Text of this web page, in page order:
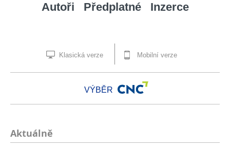
Autoři Předplatné Inzerce
Klasická verze Mobilní verze
VÝBĚR
Aktuálně